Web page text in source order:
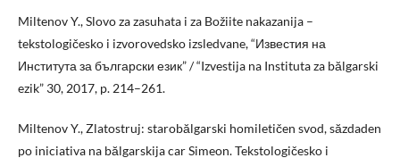
Miltenov Y., Slovo za zasuhata i za Božiite nakazanija –
tekstologičesko i izvorovedsko izsledvane, “Известия на
Института за български език” / “Izvestija na Instituta za bălgarski
ezik” 30, 2017, p. 214–261.
Miltenov Y., Zlatostruj: starobălgarski homiletičen svod, săzdaden
po iniciativa na bălgarskija car Simeon. Tekstologičesko i